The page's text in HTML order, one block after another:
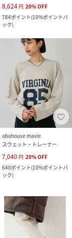
8,624 円 20%OFF
784ポイント(10%ポイントバ
ック)
abahouse mavie
スウェット・トレーナー
7,040 円 20%OFF
640ポイント(10%ポイントバ
ック)